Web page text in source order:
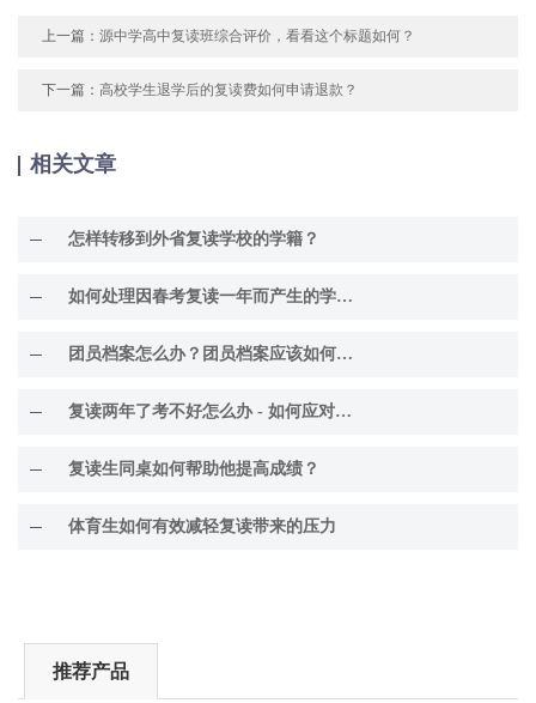
上一篇：源中学高中复读班综合评价，看看这个标题如何？
下一篇：高校学生退学后的复读费如何申请退款？
相关文章
怎样转移到外省复读学校的学籍？
如何处理因春考复读一年而产生的学籍问题？
团员档案怎么办？团员档案应该如何处理？
复读两年了考不好怎么办 - 如何应对考试困境
复读生同桌如何帮助他提高成绩？
体育生如何有效减轻复读带来的压力
推荐产品